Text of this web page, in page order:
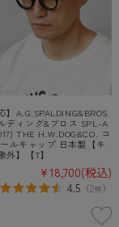
】A.G.SPALDING&BROS
ディング&ブロス SPL-A
THE H.W.DOG&CO. コ
ルキャップ 日本製【キ
外】【T】
¥18,700(税込)
4.5 （2件）